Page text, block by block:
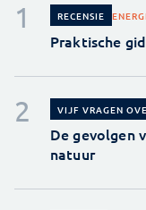
RECENSIE
Praktische
VIJF VRAGEN
De gevolgen
natuur